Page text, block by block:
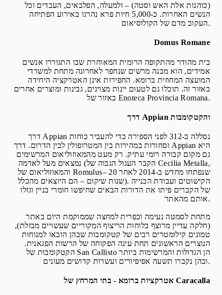
(כוהנות אלת האש וסטה) – ולמעלה, הפלבאים, העבדים וכל
הנשים האחרות. כ-5,000 חיות פרא נהרגו באירוע הפתיחה
העקוב מדם של הקולוסיאום.
Domus Romane
בית מהודר מהתקופה הרומית המאוחרת שבו התגוררו אנשים
אמידים, הוא מבנה מרשים שנחפר לאחרונה מתחת למשרדי
המועצה המחוזית ברומא. החפירות אינן האטרקציה היחידה
באזור זה. תוכלו גם לטעום יינות מצוינים, גבינות ומוצרים אחרים
באזור של Enoteca Provincia Romana.
Appian והקטקומבות
דרך Appian נסללה ב-312 לפני הספירה כדי להעביר כוחות
וסחורות במהירות בין המטרופולין לבין הדרום. דרך Appian היא
גם מקום קבורה רומי עתיק. רק מעט מהמאוזוליאום המרשימים
נמצאים מעל לאדמה (הקבר העגול הגבוה של Cecilia Metalla,
והמאוזוליאום של Romulus– שנפתחו מחדש ב-2014 לאחר 20
שנות שיקום – הם היוצאים מהכלל). הקישוטים ועבודת הבנייה
של הקברים פיתו את הדורות הבאים שחיפשו חומרי בניין וגזלו
אותם מהאתר.
מתחת לסמטה נעימה וכפרית למחצה שממוקמת היום באתר
(חלקה עדיין מרוצף בלוחות הריצוף המקוריים שעשויים מבזלת),
טמונים קילומטרים רבים של קטקומבות שבהן הובאו למנוחות
הנוצרים הראשונים תחת עינה הפקוחה של הרשות הפגאנית.
הקטקומבות של San Callisto הן הגדולות והמרשימות ביותר
ובהן נקברו תשעה אפיפיורים ועשרות קדושים מעונים.
Caracalla